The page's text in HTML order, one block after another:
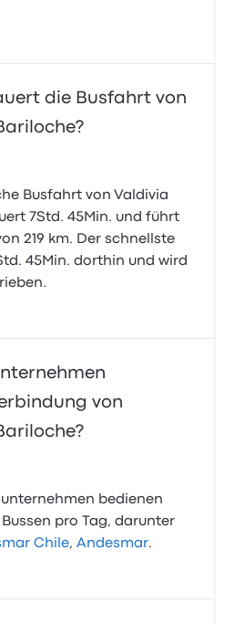
die Busfahrt von
Busfahrt von Valdivia
7Std. 45Min. und führt
219 km. Der schnellste
45Min. dorthin und wird
von
bedienen
pro Tag, darunter
Chile,Andesmar.